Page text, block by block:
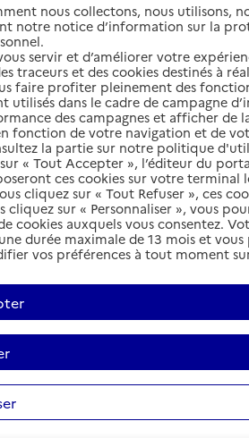
de la Chaussée
nous collectons, nous utilisons,
notre notice d’information sur la
servir et d’améliorer votre
traceurs et des cookies destinés à
faire profiter pleinement des
utilisés dans le cadre de campagne
des campagnes et afficher de
fonction de votre navigation et de
la partie sur notre politique
« Tout Accepter », l’éditeur du
ces cookies sur votre terminal
cliquez sur « Tout Refuser », ces
cliquez sur « Personnaliser », vous
cookies auxquels vous consentez.
durée maximale de 13 mois et
vos préférences à tout moment